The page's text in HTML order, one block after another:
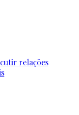
relações